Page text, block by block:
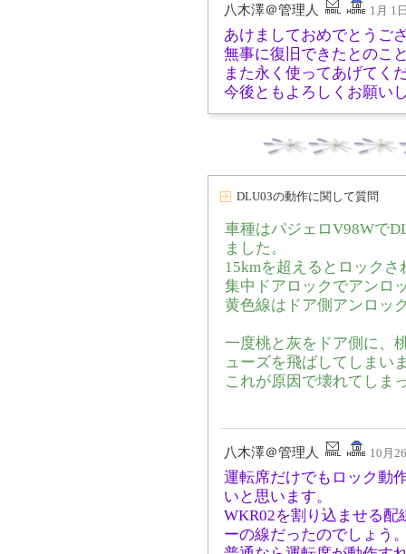
八木澤＠管理人 1月 1
あけましておめでとうご
無事に復旧できたとのこ
また永く使ってあげてく
今後ともよろしくお願い
DLU03の動作に関して質問
車種はパジェロV98Wで
ました。
15kmを超えるとロック
集中ドアロックでアンロ
黄色線はドア側アンロッ
一度桃と灰をドア側に、
ューズを飛ばしてしまい
これが原因で壊れてしま
八木澤＠管理人 10月
運転席だけでもロック動
いと思います。
WKR02を割り込ませる
ーの線だったのでしょう